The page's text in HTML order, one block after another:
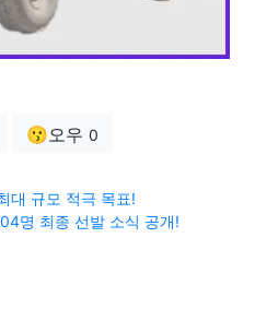
😗오우 0
대 규모 적극 목표!
명 최종 선발 소식 공개!